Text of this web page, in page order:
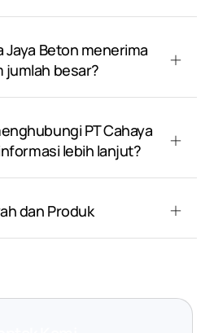
Jaya Beton menerima
jumlah besar?
PT Cahaya
lebih lanjut?
dan Produk